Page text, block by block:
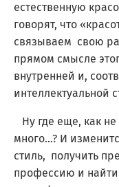
естественную
говорят, что
связываем свою
прямом смысле
внутренней и,
интеллектуальной
Ну где еще, как не
много...? И
стиль, получить
профессию и найти